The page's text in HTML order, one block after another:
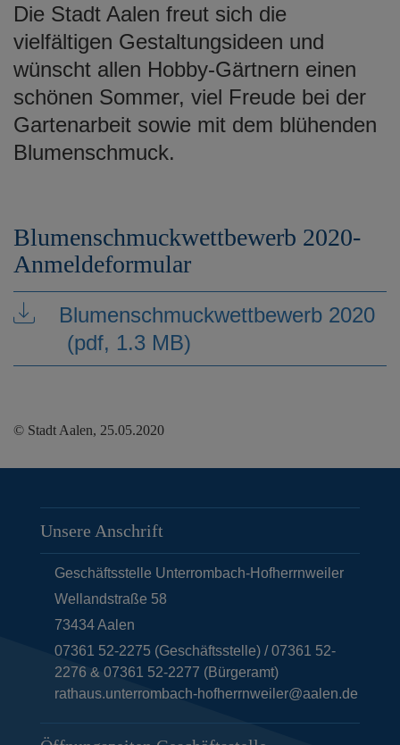
Die Stadt Aalen freut sich die
vielfältigen Gestaltungsideen und
wünscht allen Hobby-Gärtnern einen
schönen Sommer, viel Freude bei der
Gartenarbeit sowie mit dem blühenden
Blumenschmuck.
Blumenschmuckwettbewerb 2020-
Anmeldeformular
Blumenschmuckwettbewerb 2020
(pdf, 1.3 MB)
© Stadt Aalen, 25.05.2020
Unsere Anschrift
Geschäftsstelle Unterrombach-Hofherrnweiler
Wellandstraße 58
73434Aalen
07361 52-2275 (Geschäftsstelle) / 07361 52-
2276 & 07361 52-2277 (Bürgeramt)
rathaus.unterrombach-hofherrnweiler@aalen.de